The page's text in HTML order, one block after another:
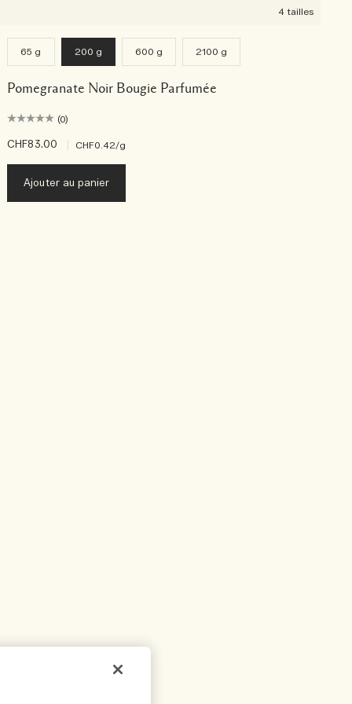
4 tailles
65 g 200 g 600 g 2100 g
Pomegranate Noir Bougie Parfumée
(0)
CHF83.00 CHF0.42/g
Ajouter au panier